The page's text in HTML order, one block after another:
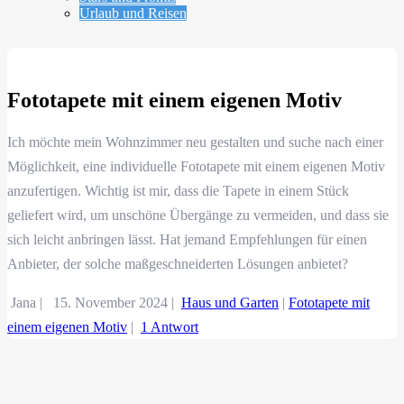
Urlaub und Reisen
Fototapete mit einem eigenen Motiv
Ich möchte mein Wohnzimmer neu gestalten und suche nach einer
Möglichkeit, eine individuelle Fototapete mit einem eigenen Motiv
anzufertigen. Wichtig ist mir, dass die Tapete in einem Stück
geliefert wird, um unschöne Übergänge zu vermeiden, und dass sie
sich leicht anbringen lässt. Hat jemand Empfehlungen für einen
Anbieter, der solche maßgeschneiderten Lösungen anbietet?
Jana | 15. November 2024 | Haus und Garten | Fototapete mit
einem eigenen Motiv | 1 Antwort